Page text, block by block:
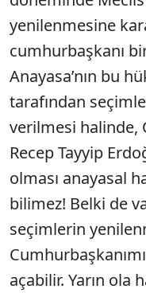
yenilenmesine
cumhurbaşkanı
Anayasa’nın bu
tarafından
verilmesi halinde,
Recep Tayyip
olması anayasal
bilimez! Belki de
seçimlerin
açabilir. Yarın ola